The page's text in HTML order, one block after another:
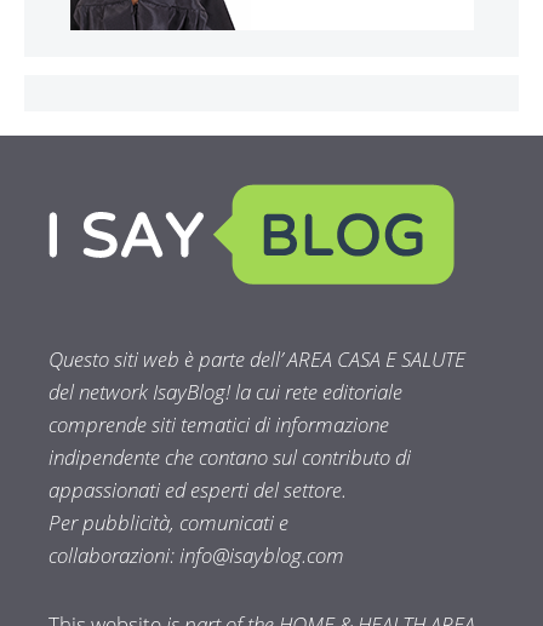
Questo siti web è parte dell’ AREA CASA E SALUTE
del network IsayBlog! la cui rete editoriale
comprende siti tematici di informazione
indipendente che contano sul contributo di
appassionati ed esperti del settore.
Per pubblicità, comunicati e
collaborazioni:info@isayblog.com